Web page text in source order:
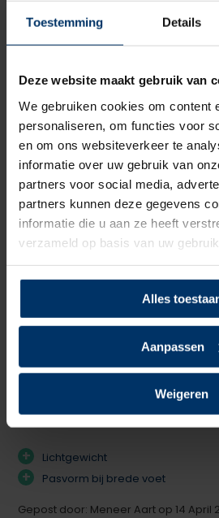
Toestemming Details
Deze website maakt gebruik van
We gebruiken cookies om content
personaliseren, om functies voor
en om ons websiteverkeer te
informatie over uw gebruik van
partners voor social media,
partners kunnen deze gegevens
informatie die u aan ze heeft
verzameld op basis van uw
Alles
Aanpassen
Weigeren
Kleur Blauw
5 van5 Gebaseerd op 3
Schrijf je eigen review
5 van 5
Gepost door: Yvonne van Hemmen
Maar dan S3 veilig. Superlicht, lekker
bovendien krijg je er geen broeierige
+ Lichtgewicht
+
Pasvorm bij brede voet
Gepost door: Meneer Aart op 14 April